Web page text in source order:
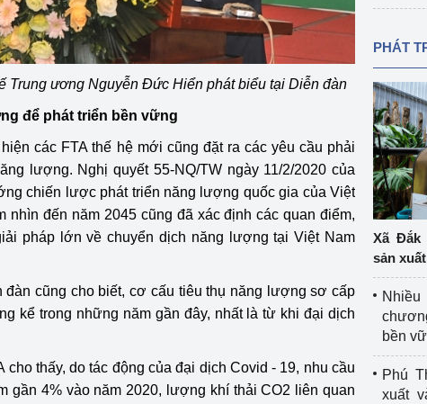
Trung ương Nguyễn Đức Hiển phát biểu tại Diễn đàn
để phát triển bền vững
các FTA thế hệ mới cũng đặt ra các yêu cầu phải
lượng. Nghị quyết 55-NQ/TW ngày 11/2/2020 của
chiến lược phát triển năng lượng quốc gia của Việt
nhìn đến năm 2045 cũng đã xác định các quan điểm,
pháp lớn về chuyển dịch năng lượng tại Việt Nam
đàn cũng cho biết, cơ cấu tiêu thụ năng lượng sơ cấp
kể trong những năm gần đây, nhất là từ khi đại dịch
cho thấy, do tác động của đại dịch Covid - 19, nhu cầu
gần 4% vào năm 2020, lượng khí thải CO2 liên quan
PHÁT
Xã Đắk
sản
bền
Phú
xuất